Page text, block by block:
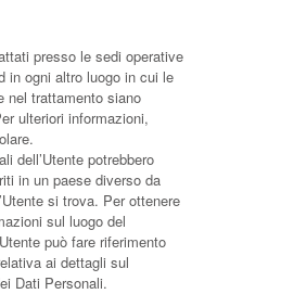
presso le sedi operative
in ogni altro luogo in cui le
nel trattamento siano
ulteriori informazioni,
dell’Utente potrebbero
in un paese diverso da
si trova. Per ottenere
sul luogo del
può fare riferimento
ai dettagli sul
Dati Personali.